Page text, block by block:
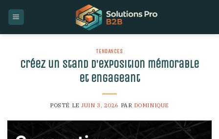
TENDANCES
Créez un stand d’exposition mémorable
et engageant
POSTÉ LEJUIN 3, 2026 PAR DOMINIQUE